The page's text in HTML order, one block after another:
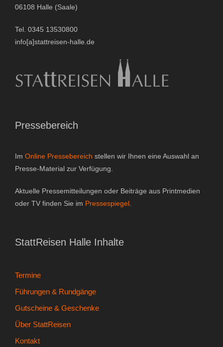
06108 Halle (Saale)
Tel. 0345 13530800
info[a]stattreisen-halle.de
Pressebereich
Im Online Pressebereich stellen wir Ihnen eine Auswahl an
Presse-Material zur Verfügung.
Aktuelle Pressemitteilungen oder Beiträge aus Printmedien
oder TV finden Sie im Pressespiegel
StattReisen Halle Inhalte
Termine
Führungen & Rundgänge
Gutscheine & Geschenke
Über StattReisen
Kontakt